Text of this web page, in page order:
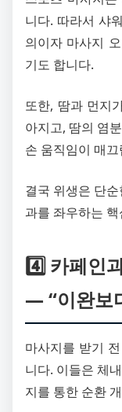
니다. 따라서 샤
의이자 마사지
기도 합니다.
또한, 땀과 먼지
아지고, 땀의 염
손 움직임이 매
결국 위생은 단
과를 좌우하는
4️⃣ 카페인
— “이완보
마사지를 받기
니다. 이들은 체
지를 통한 순환